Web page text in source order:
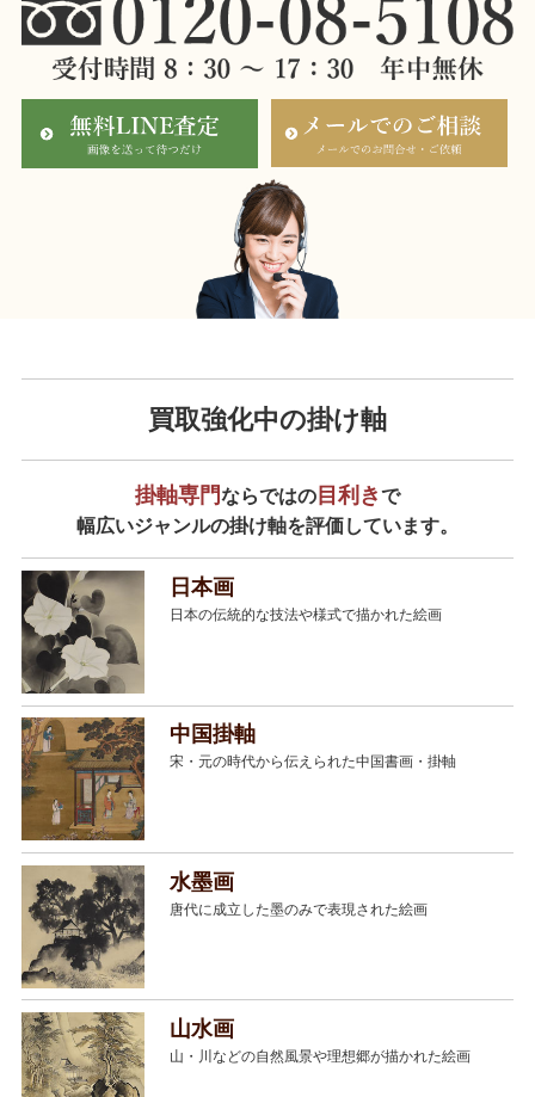
買取強化中の掛け軸
掛軸専門ならではの 目利きで
幅広いジャンルの掛け軸を評価しています。
日本画
日本の伝統的な技法や様式で描かれた絵画
中国掛軸
宋・元の時代から伝えられた中国書画・掛軸
水墨画
唐代に成立した墨のみで表現された絵画
山水画
山・川などの自然風景や理想郷が描かれた絵画